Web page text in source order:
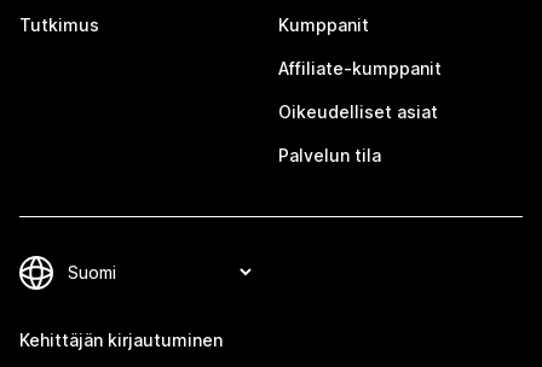
Tutkimus Kumppanit
Affiliate-kumppanit
Oikeudelliset asiat
Palvelun tila
Kehittäjän kirjautuminen